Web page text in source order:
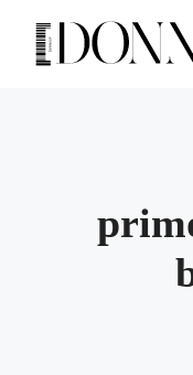
contenuto